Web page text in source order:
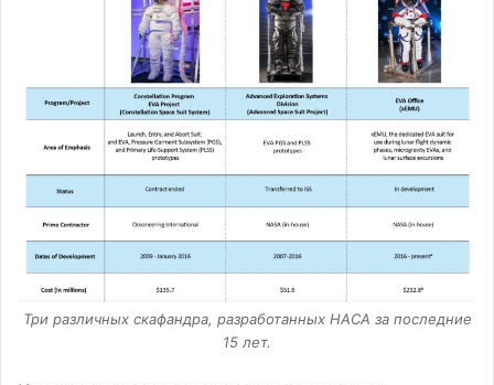
Три различных скафандра, разработанных НАСА за последние
15 лет.